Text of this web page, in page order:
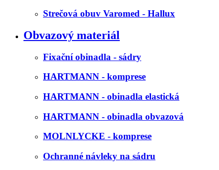
Strečová obuv Varomed - Hallux
Obvazový materiál
Fixační obinadla - sádry
HARTMANN - komprese
HARTMANN - obinadla elastická
HARTMANN - obinadla obvazová
MOLNLYCKE - komprese
Ochranné návleky na sádru